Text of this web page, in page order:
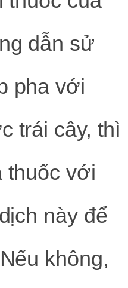
dẫn sử
pha với
trái cây, thì
thuốc với
này để
không,